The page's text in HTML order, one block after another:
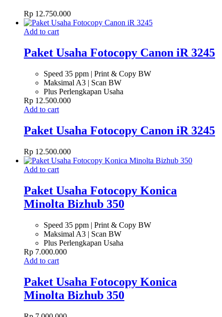
Rp 12.750.000
Add to cart
Paket Usaha Fotocopy Canon iR 3245
Speed 35 ppm | Print & Copy BW
Maksimal A3 | Scan BW
Plus Perlengkapan Usaha
Rp 12.500.000
Add to cart
Paket Usaha Fotocopy Canon iR 3245
Rp 12.500.000
Add to cart
Paket Usaha Fotocopy Konica
Minolta Bizhub 350
Speed 35 ppm | Print & Copy BW
Maksimal A3 | Scan BW
Plus Perlengkapan Usaha
Rp 7.000.000
Add to cart
Paket Usaha Fotocopy Konica
Minolta Bizhub 350